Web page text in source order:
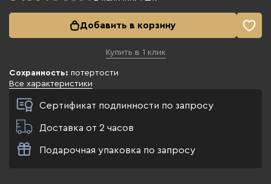
Добавить в корзину
Купить в 1 клик
Сохранность: потертости
Все характеристики
Сертификат подлинности по запросу
Доставка от 2 часов
Подарочная упаковка по запросу